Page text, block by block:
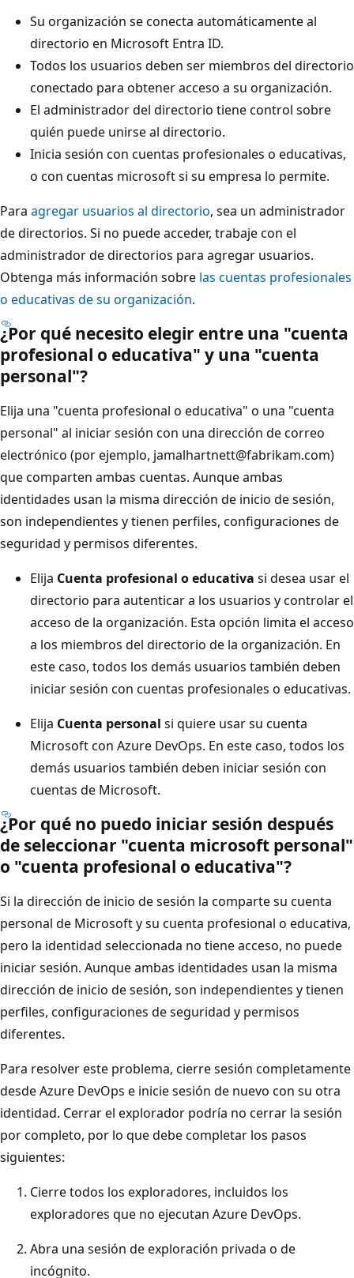
Su organización se conecta automáticamente al
directorio en Microsoft Entra ID.
Todos los usuarios deben ser miembros del directorio
conectado para obtener acceso a su organización.
El administrador del directorio tiene control sobre
quién puede unirse al directorio.
Inicia sesión con cuentas profesionales o educativas,
o con cuentas microsoft si su empresa lo permite.
Para agregar usuarios al directorio, sea un administrador
de directorios. Si no puede acceder, trabaje con el
administrador de directorios para agregar usuarios.
Obtenga más información sobre las cuentas profesionales
o educativas de su organización.
¿Por qué necesito elegir entre una "cuenta
profesional o educativa" y una "cuenta
personal"?
Elija una "cuenta profesional o educativa" o una "cuenta
personal" al iniciar sesión con una dirección de correo
electrónico (por ejemplo, jamalhartnett@fabrikam.com)
que comparten ambas cuentas. Aunque ambas
identidades usan la misma dirección de inicio de sesión,
son independientes y tienen perfiles, configuraciones de
seguridad y permisos diferentes.
Elija Cuenta profesional o educativa si desea usar el
directorio para autenticar a los usuarios y controlar el
acceso de la organización. Esta opción limita el acceso
a los miembros del directorio de la organización. En
este caso, todos los demás usuarios también deben
iniciar sesión con cuentas profesionales o educativas.
Elija Cuenta personal si quiere usar su cuenta
Microsoft con Azure DevOps. En este caso, todos los
demás usuarios también deben iniciar sesión con
cuentas de Microsoft.
¿Por qué no puedo iniciar sesión después
de seleccionar "cuenta microsoft personal"
o "cuenta profesional o educativa"?
Si la dirección de inicio de sesión la comparte su cuenta
personal de Microsoft y su cuenta profesional o educativa,
pero la identidad seleccionada no tiene acceso, no puede
iniciar sesión. Aunque ambas identidades usan la misma
dirección de inicio de sesión, son independientes y tienen
perfiles, configuraciones de seguridad y permisos
diferentes.
Para resolver este problema, cierre sesión completamente
desde Azure DevOps e inicie sesión de nuevo con su otra
identidad. Cerrar el explorador podría no cerrar la sesión
por completo, por lo que debe completar los pasos
siguientes:
Cierre todos los exploradores, incluidos los
exploradores que no ejecutan Azure DevOps.
Abra una sesión de exploración privada o de
incógnito.